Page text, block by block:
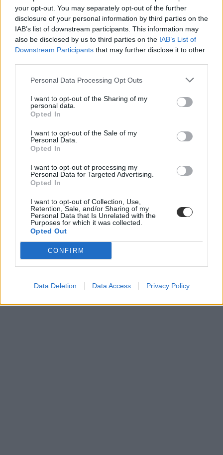
your opt-out. You may separately opt-out of the further
disclosure of your personal information by third parties on the
IAB’s list of downstream participants. This information may
also be disclosed by us to third parties on the IAB’s List of
Downstream Participants that may further disclose it to other
Personal Data Processing Opt Outs
I want to opt-out of the Sharing of my
personal data.
Opted In
I want to opt-out of the Sale of my
Personal Data.
Opted In
I want to opt-out of processing my
Personal Data for Targeted Advertising.
Opted In
I want to opt-out of Collection, Use,
Retention, Sale, and/or Sharing of my
Personal Data that Is Unrelated with the
Purposes for which it was collected.
Opted Out
CONFIRM
Data Deletion Data Access Privacy Policy
állami félév
egyetem
felvételi
12 félév
állami ösztöndíj
állami félévek száma